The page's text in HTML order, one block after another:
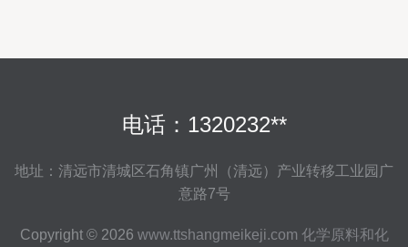
电话：1320232**
地址：清远市清城区石角镇广州（清远）产业转移工业园广
意路7号
Copyright © 2026 www.ttshangmeikeji.com 化学原料和化